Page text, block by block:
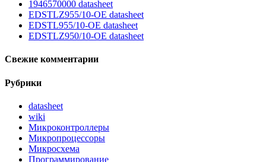
1946570000 datasheet
EDSTLZ955/10-OE datasheet
EDSTL955/10-OE datasheet
EDSTLZ950/10-OE datasheet
Свежие комментарии
Рубрики
datasheet
wiki
Микроконтроллеры
Микропроцессоры
Микросхема
Программирование